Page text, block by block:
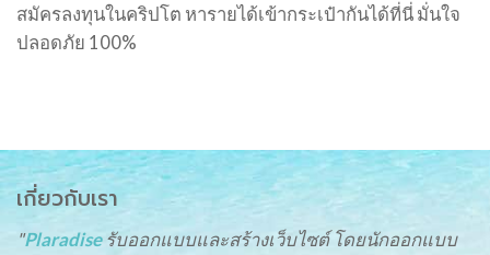
สมัครลงทุนในคริปโต หารายได้เข้ากระเป๋ากันได้ที่นี่ มั่นใจ
ปลอดภัย 100%
เกี่ยวกับเรา
"Plaradiseรับออกแบบและสร้างเว็บไซต์ โดยนักออกแบบ